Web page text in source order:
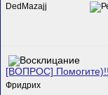
DedMazajj
[ВОПРОС]
Фридрих